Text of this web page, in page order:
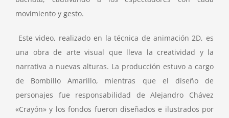
movimiento y gesto.
Este video, realizado en la técnica de animación 2D, es
una obra de arte visual que lleva la creatividad y la
narrativa a nuevas alturas. La producción estuvo a cargo
de Bombillo Amarillo, mientras que el diseño de
personajes fue responsabilidad de Alejandro Chávez
«Crayón» y los fondos fueron diseñados e ilustrados por